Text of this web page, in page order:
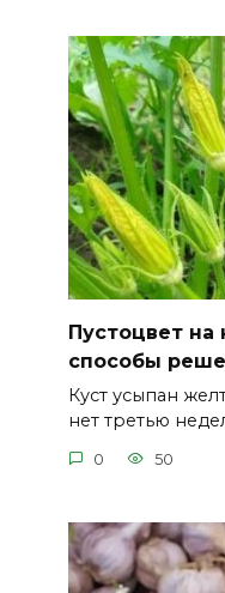
Пустоцвет на
способы
Куст усыпан
нет третью
0 50